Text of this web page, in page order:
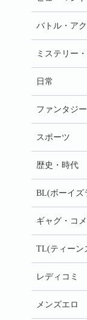
バトル・ア
ミステリー
日常
ファンタジ
スポーツ
歴史・時代
BL(ボーイズ
ギャグ・コ
TL(ティーン
レディコミ
メンズエロ